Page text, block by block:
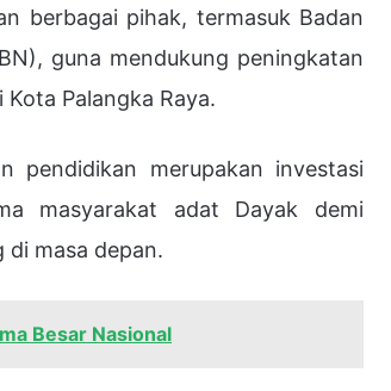
berbagai pihak, termasuk Badan
guna mendukung peningkatan
Palangka Raya.
pendidikan merupakan investasi
masyarakat adat Dayak demi
di masa depan.
Besar Nasional